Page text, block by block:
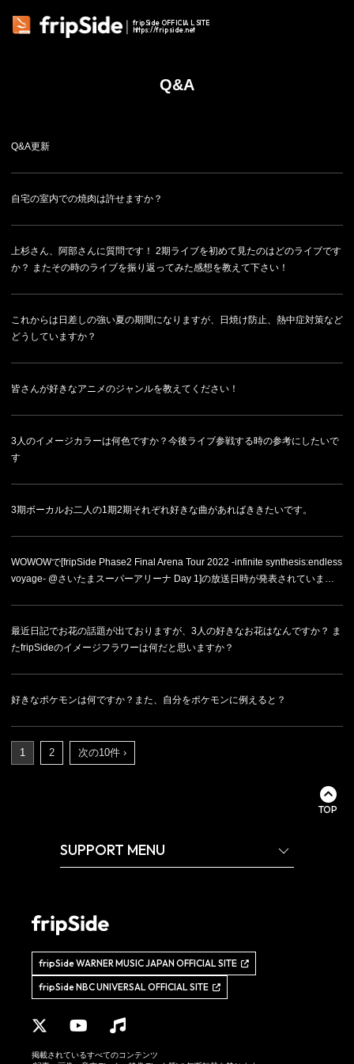
fripSide OFFICIAL SITE
https://fripside.net
Q&A
Q&A更新
自宅の室内での焼肉は許せますか？
上杉さん、阿部さんに質問です！ 2期ライブを初めて見たのはどのライブです
か？ またその時のライブを振り返ってみた感想を教えて下さい！
これからは日差しの強い夏の期間になりますが、日焼け防止、熱中症対策など
どうしていますか？
皆さんが好きなアニメのジャンルを教えてください！
3人のイメージカラーは何色ですか？今後ライブ参戦する時の参考にしたいで
す
3期ボーカルお二人の1期2期それぞれ好きな曲があればききたいです。
WOWOWで[fripSide Phase2 Final Arena Tour 2022 -infinite synthesis:endless
voyage- @さいたまスーパーアリーナ Day 1]の放送日時が発表されていま…
最近日記でお花の話題が出ておりますが、3人の好きなお花はなんですか？ ま
たfripSideのイメージフラワーは何だと思いますか？
好きなポケモンは何ですか？また、自分をポケモンに例えると？
1 2 次の10件 ›
TOP
SUPPORT MENU
fripSide WARNER MUSIC JAPAN OFFICIAL SITE
fripSide NBC UNIVERSAL OFFICIAL SITE
掲載されているすべてのコンテンツ